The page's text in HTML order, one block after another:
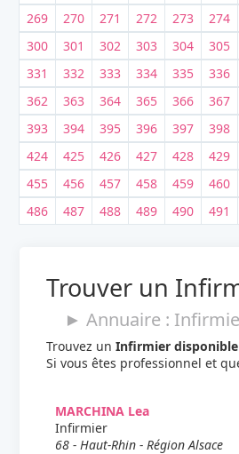
269
270 271 272 273 274
300
301 302 303 304 305
331
332 333 334 335 336
362
363 364 365 366 367
393
394 395 396 397 398
424
425 426 427 428 429
455
456 457 458 459 460
486
487 488 489 490 491
Trouver un
► Annuaire :
Trouvez un Infirmier
Si vous êtes professionnel et
MARCHINA Lea
Infirmier
68 - Haut-Rhin - Région Alsace